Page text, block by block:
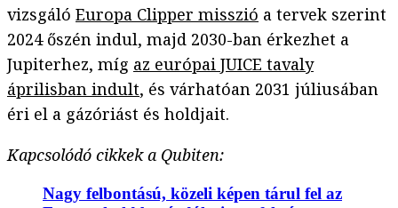
vizsgáló Europa Clipper misszió a tervek szerint
2024 őszén indul, majd 2030-ban érkezhet a
Jupiterhez, míg az európai JUICE tavaly
áprilisban indult, és várhatóan 2031 júliusában
éri el a gázóriást és holdjait.
Kapcsolódó cikkek a Qubiten:
Nagy felbontású, közeli képen tárul fel az